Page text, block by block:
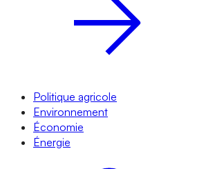
Politique agricole
Environnement
Économie
Énergie